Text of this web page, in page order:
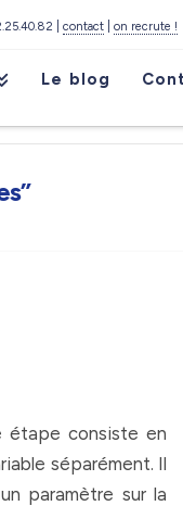
|contact |on recrute !
Le blog
étape consiste en
séparément. Il
paramètre sur la